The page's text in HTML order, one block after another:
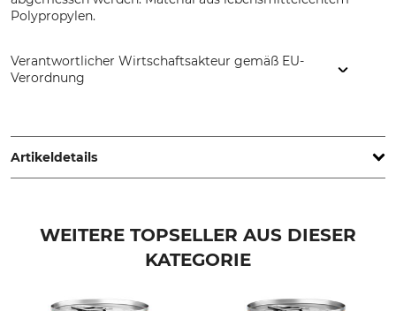
Polypropylen.
Verantwortlicher Wirtschaftsakteur gemäß EU-
Verordnung
www.grube.de
Artikeldetails
Herstellung
WEITERE TOPSELLER AUS DIESER
KATEGORIE